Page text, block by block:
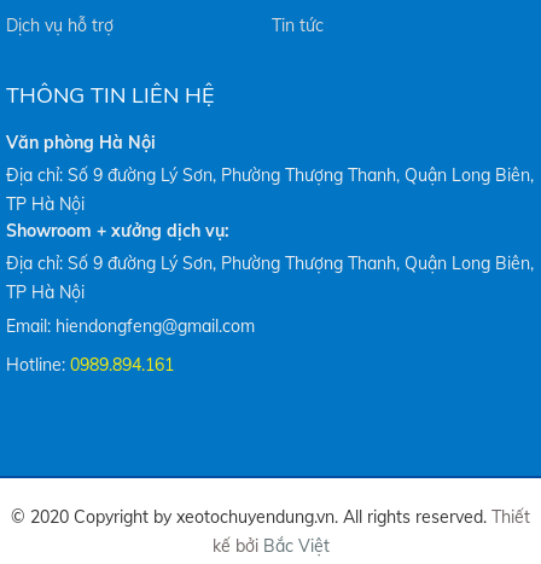
Dịch vụ hỗ trợ
Tin tức
THÔNG TIN LIÊN HỆ
Văn phòng Hà Nội
Địa chỉ: Số 9 đường Lý Sơn, Phường Thượng Thanh, Quận Long Biên,
TP Hà Nội
Showroom + xưởng dịch vụ:
Địa chỉ: Số 9 đường Lý Sơn, Phường Thượng Thanh, Quận Long Biên,
TP Hà Nội
Email: hiendongfeng@gmail.com
Hotline: 0989.894.161
© 2020 Copyright by xeotochuyendung.vn. All rights reserved. Thiết
kế bởi Bắc Việt